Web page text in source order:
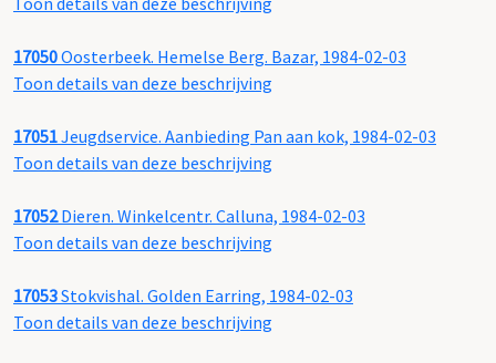
17050Oosterbeek. Hemelse Berg. Bazar, 1984-02-03
Toon details van deze beschrijving
17051Jeugdservice. Aanbieding Pan aan kok, 1984-02-03
Toon details van deze beschrijving
17052Dieren. Winkelcentr. Calluna, 1984-02-03
Toon details van deze beschrijving
17053Stokvishal. Golden Earring, 1984-02-03
Toon details van deze beschrijving